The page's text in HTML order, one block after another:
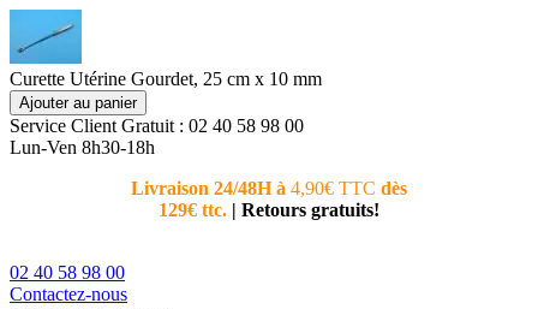
Curette Utérine Gourdet, 25 cm x 10 mm
Ajouter au panier
Service Client Gratuit : 02 40 58 98 00
Lun-Ven 8h30-18h
Livraison 24/48H à 4,90€ TTC dès
129€ ttc. | Retours gratuits!
02 40 58 98 00
Contactez-nous